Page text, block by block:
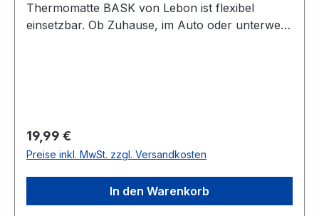
Thermomatte BASK von Lebon ist flexibel
einsetzbar. Ob Zuhause, im Auto oder unterwegs
warme Liegefälche. Die weiche Schaumstoff-
Füllung speichert die Körperwärme des Tieres
und gibt sie wieder ab. Die Oberfläche ist
kuschelig weich und der Boden rutschfest und
sehr strapazierfähig. Durch ein einfaches
Absaugen oder Waschen in der Maschine bis 30
Regulärer Preis:
19,99 €
Preise inkl. MwSt. zzgl. Versandkosten
In den Warenkorb